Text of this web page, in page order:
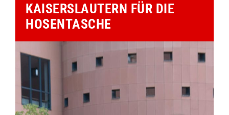
KAISERSLAUTERN FÜR DIE
HOSENTASCHE